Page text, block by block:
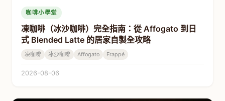
咖啡小學堂
凍咖啡（冰沙咖啡）完全指南：從 Affogato 到日
式 Blended Latte 的居家自製全攻略
凍咖啡 冰沙咖啡 Affogato Frappé
2026-08-06